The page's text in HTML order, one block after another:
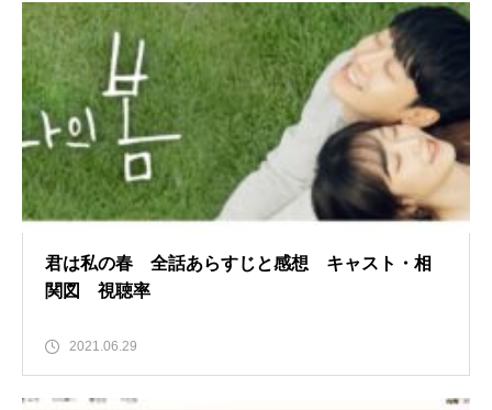
君は私の春 全話あらすじと感想 キャスト・相
関図 視聴率
2021.06.29